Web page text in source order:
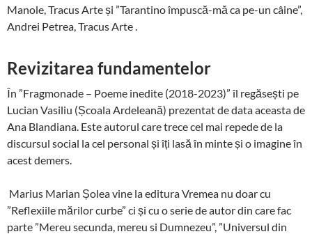
Manole, Tracus Arte și ”Tarantino împuscă-mă ca pe-un câine”,
Andrei Petrea, Tracus Arte .
Revizitarea fundamentelor
În ”Fragmonade – Poeme inedite (2018-2023)” îl regăsești pe
Lucian Vasiliu (Școala Ardeleană) prezentat de data aceasta de
Ana Blandiana. Este autorul care trece cel mai repede de la
discursul social la cel personal și îți lasă în minte și o imagine în
acest demers.
Marius Marian Șolea vine la editura Vremea nu doar cu
”Reflexiile mărilor curbe” ci și cu o serie de autor din care fac
parte ”Mereu secunda, mereu si Dumnezeu”, ”Universul din